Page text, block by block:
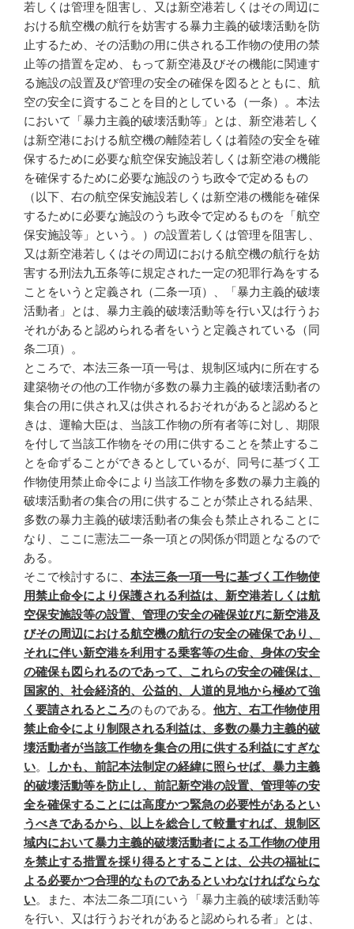
若しくは管理を阻害し、又は新空港若しくはその周辺に
おける航空機の航行を妨害する暴力主義的破壊活動を防
止するため、その活動の用に供される工作物の使用の禁
止等の措置を定め、もって新空港及びその機能に関連す
る施設の設置及び管理の安全の確保を図るとともに、航
空の安全に資することを目的としている（一条）。本法
において「暴力主義的破壊活動等」とは、新空港若しく
は新空港における航空機の離陸若しくは着陸の安全を確
保するために必要な航空保安施設若しくは新空港の機能
を確保するために必要な施設のうち政令で定めるもの
（以下、右の航空保安施設若しくは新空港の機能を確保
するために必要な施設のうち政令で定めるものを「航空
保安施設等」という。）の設置若しくは管理を阻害し、
又は新空港若しくはその周辺における航空機の航行を妨
害する刑法九五条等に規定された一定の犯罪行為をする
ことをいうと定義され（二条一項）、「暴力主義的破壊
活動者」とは、暴力主義的破壊活動等を行い又は行うお
それがあると認められる者をいうと定義されている（同
条二項）。
ところで、本法三条一項一号は、規制区域内に所在する
建築物その他の工作物が多数の暴力主義的破壊活動者の
集合の用に供され又は供されるおそれがあると認めると
きは、運輸大臣は、当該工作物の所有者等に対し、期限
を付して当該工作物をその用に供することを禁止するこ
とを命ずることができるとしているが、同号に基づく工
作物使用禁止命令により当該工作物を多数の暴力主義的
破壊活動者の集合の用に供することが禁止される結果、
多数の暴力主義的破壊活動者の集会も禁止されることに
なり、ここに憲法二一条一項との関係が問題となるので
ある。
そこで検討するに、 本法三条一項一号に基づく工作物使
用禁止命令により保護される利益は、新空港若しくは航
空保安施設等の設置、管理の安全の確保並びに新空港及
びその周辺における航空機の航行の安全の確保であり、
それに伴い新空港を利用する乗客等の生命、身体の安全
の確保も図られるのであって、これらの安全の確保は、
国家的、社会経済的、公益的、人道的見地から極めて強
く要請されるところのものである。 他方、右工作物使用
禁止命令により制限される利益は、多数の暴力主義的破
壊活動者が当該工作物を集合の用に供する利益にすぎな
い。
しかも、前記本法制定の経緯に照らせば、暴力主義
的破壊活動等を防止し、前記新空港の設置、管理等の安
全を確保することには高度かつ緊急の必要性があるとい
うべきであるから、以上を総合して較量すれば、規制区
域内において暴力主義的破壊活動者による工作物の使用
を禁止する措置を採り得るとすることは、公共の福祉に
よる必要かつ合理的なものであるといわなければならな
い。また、本法二条二項にいう「暴力主義的破壊活動等
を行い、又は行うおそれがあると認められる者」とは、